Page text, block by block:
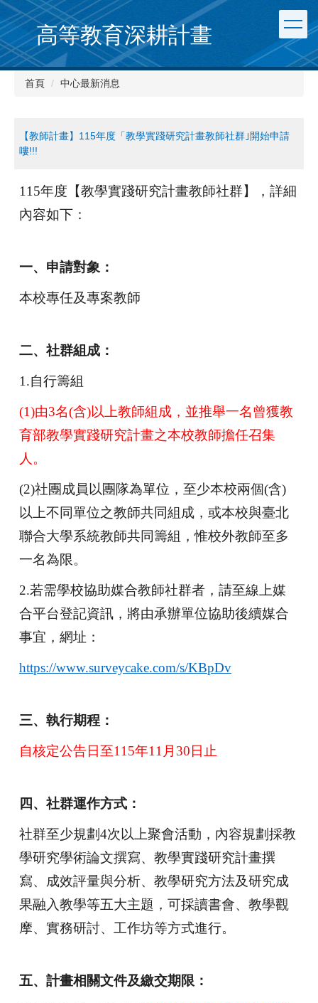
跳
到
主
要
內
高等教育深耕計畫
首頁 中心最新消息
【教師計畫】115年度「教學實踐研究計畫教師社群｣開始申請
嘍!!!
115年度【教學實踐研究計畫教師社群】，詳細
內容如下：
一、申請對象：
本校專任及專案教師
二、社群組成：
1.自行籌組
(1)由3名(含)以上教師組成，並推舉一名曾獲教
育部教學實踐研究計畫之本校教師擔任召集
人。
(2)社團成員以團隊為單位，至少本校兩個(含)
以上不同單位之教師共同組成，或本校與臺北
聯合大學系統教師共同籌組，惟校外教師至多
一名為限。
2.若需學校協助媒合教師社群者，請至線上媒
合平台登記資訊，將由承辦單位協助後續媒合
事宜，網址：
https://www.surveycake.com/s/KBpDv
三、執行期程：
自核定公告日至115年11月30日止
四、社群運作方式：
社群至少規劃4次以上聚會活動，內容規劃採教
學研究學術論文撰寫、教學實踐研究計畫撰
寫、成效評量與分析、教學研究方法及研究成
果融入教學等五大主題，可採讀書會、教學觀
摩、實務研討、工作坊等方式進行。
五、計畫相關文件及繳交期限：